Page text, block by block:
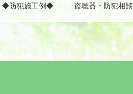
◆防犯施工例◆ 盗聴器・防犯相談